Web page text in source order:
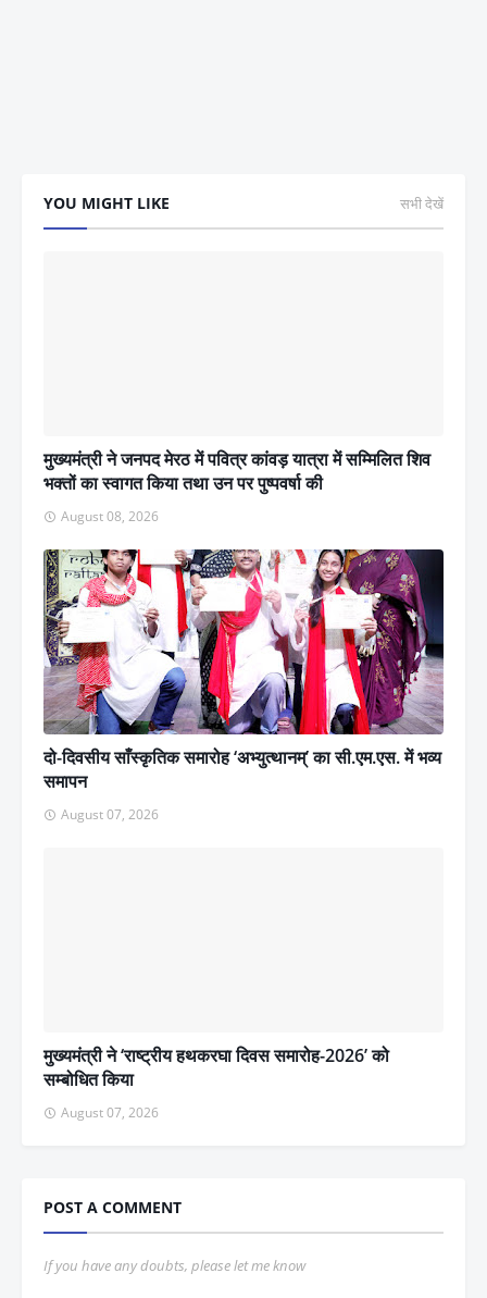
YOU MIGHT LIKE सभी देखें
मुख्यमंत्री ने जनपद मेरठ में पवित्र कांवड़ यात्रा में सम्मिलित शिव
भक्तों का स्वागत किया तथा उन पर पुष्पवर्षा की
August 08, 2026
दो-दिवसीय साँस्कृतिक समारोह ‘अभ्युत्थानम्’ का सी.एम.एस. में भव्य
समापन
August 07, 2026
मुख्यमंत्री ने ‘राष्ट्रीय हथकरघा दिवस समारोह-2026’ को
सम्बोधित किया
August 07, 2026
POST A COMMENT
If you have any doubts, please let me know